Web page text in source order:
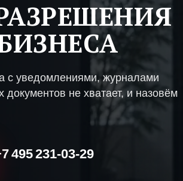
с уведомлениями, журналами
не хватает, и назовём
495 231-03-29